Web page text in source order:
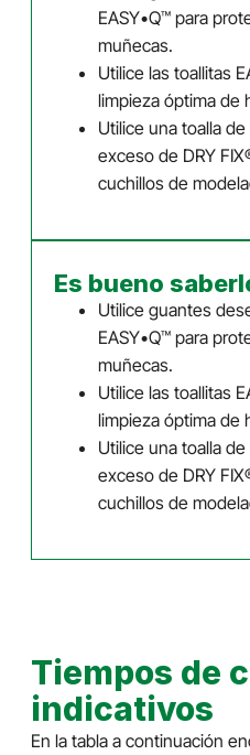
EASY•Q™ para
muñecas.
Utilice las toallitas
limpieza óptima de
Utilice una toalla
exceso de DRY
cuchillos de
Es bueno
Utilice guantes
EASY•Q™ para
muñecas.
Utilice las toallitas
limpieza óptima de
Utilice una toalla
exceso de DRY
cuchillos de
Tiempos de
indicativos
En la tabla a continuación